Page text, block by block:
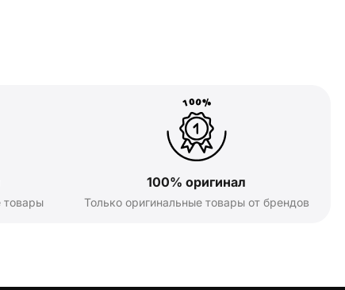
товары
100% оригинал
Только оригинальные товары от брендов